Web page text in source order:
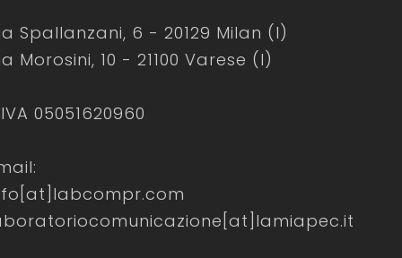
Spallanzani, 6 - 20129 Milan (I)
Morosini, 10 - 21100 Varese (I)
05051620960